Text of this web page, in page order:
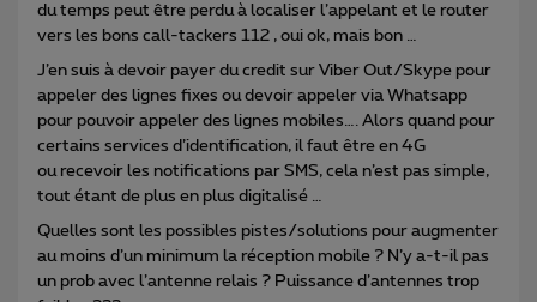
du temps peut être perdu à localiser l’appelant et le router
vers les bons call-tackers 112 , oui ok, mais bon …
J’en suis à devoir payer du credit sur Viber Out/Skype pour
appeler des lignes fixes ou devoir appeler via Whatsapp
pour pouvoir appeler des lignes mobiles…. Alors quand pour
certains services d’identification, il faut être en 4G
ou recevoir les notifications par SMS, cela n’est pas simple,
tout étant de plus en plus digitalisé …
Quelles sont les possibles pistes/solutions pour augmenter
au moins d’un minimum la réception mobile ? N’y a-t-il pas
un prob avec l’antenne relais ? Puissance d’antennes trop